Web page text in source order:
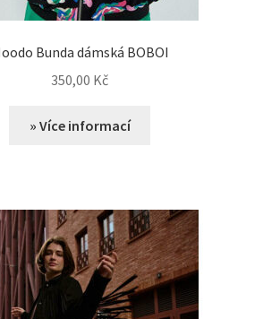
Bunda dámská BOBOI
350,00 Kč
» Více informací